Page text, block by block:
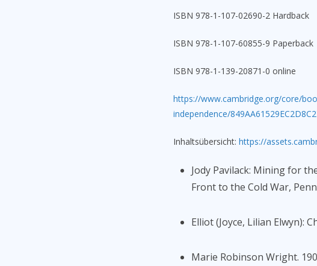
ISBN 978-1-107-02690-2 Hardback
ISBN 978-1-107-60855-9 Paperback
ISBN 978-1-139-20871-0 online
https://www.cambridge.org/core/
independence/
Inhaltsübersicht: https://
Jody Pavilack: Mining for
Front to the Cold War,
Elliot (Joyce, Lilian Elwyn):
Marie Robinson Wright.